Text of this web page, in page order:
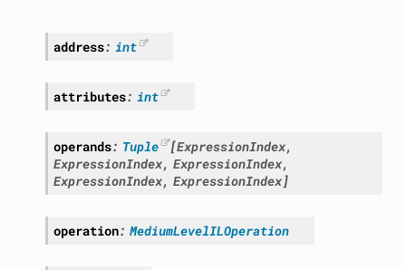
address: int
attributes: int
operands: Tuple [ExpressionIndex,
ExpressionIndex, ExpressionIndex,
ExpressionIndex, ExpressionIndex]
operation: MediumLevelILOperation